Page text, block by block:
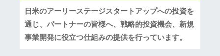
日米のアーリーステージスタートアップへの投資を
通じ、パートナーの皆様へ、戦略的投資機会、新規
事業開発に役立つ仕組みの提供を行っています。